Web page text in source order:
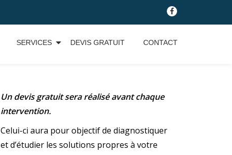
fa-
facebook
SERVICES DEVIS GRATUIT CONTACT
Un devis gratuit sera réalisé avant chaque
intervention.
Celui-ci aura pour objectif de diagnostiquer
et d’étudier les solutions propres à votre